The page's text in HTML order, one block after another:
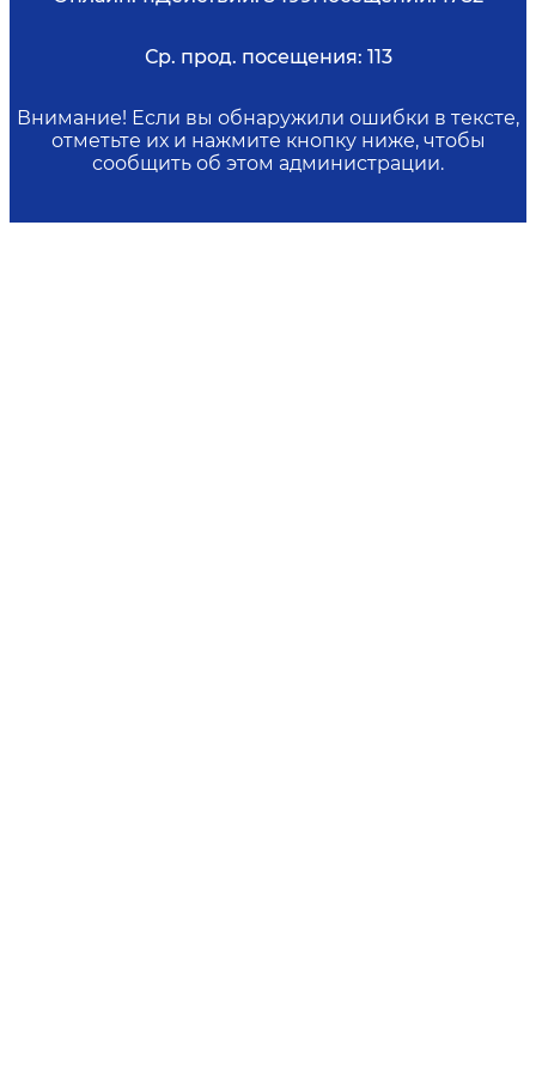
Ср. прод. посещения: 113
Внимание! Если вы обнаружили ошибки в тексте,
отметьте их и нажмите кнопку ниже, чтобы
сообщить об этом администрации.